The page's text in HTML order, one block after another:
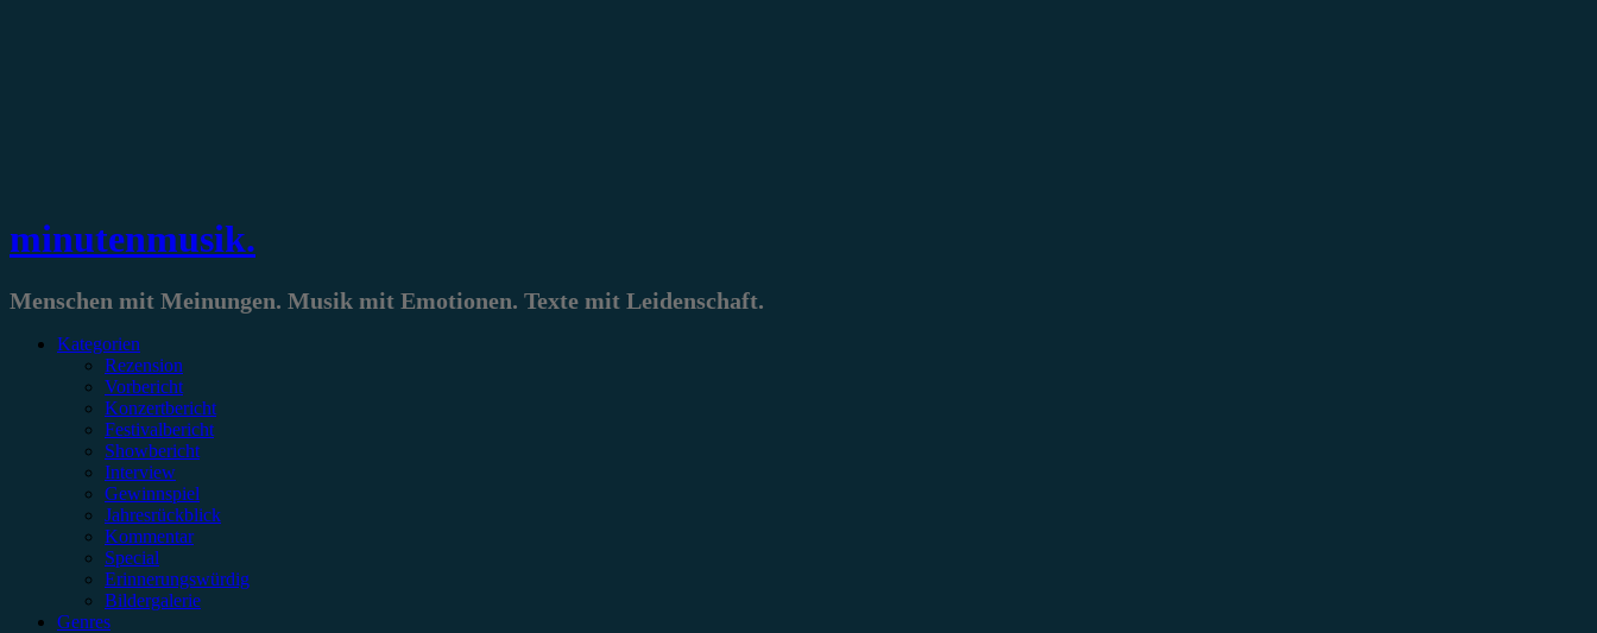
minutenmusik.
Menschen mit Meinungen. Musik mit Emotionen. Texte mit Leidenschaft.
Kategorien
Rezension
Vorbericht
Konzertbericht
Festivalbericht
Showbericht
Interview
Gewinnspiel
Jahresrückblick
Kommentar
Special
Erinnerungswürdig
Bildergalerie
Genres